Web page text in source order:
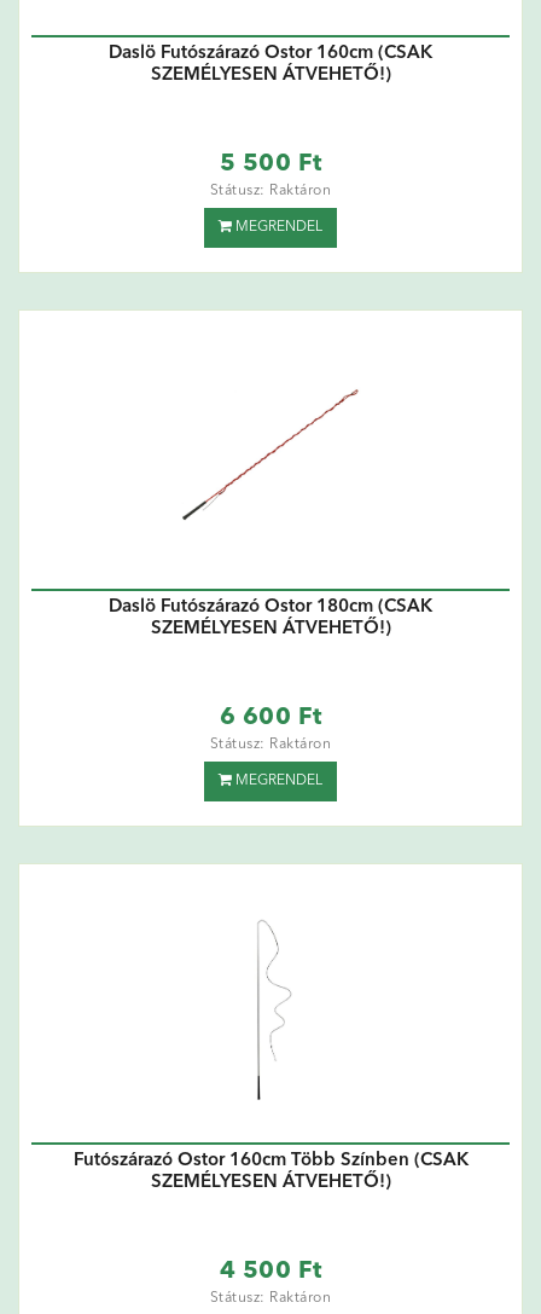
Daslö Futószárazó Ostor 160cm (CSAK
SZEMÉLYESEN ÁTVEHETŐ!)
5 500 Ft
Státusz: Raktáron
MEGRENDEL
Daslö Futószárazó Ostor 180cm (CSAK
SZEMÉLYESEN ÁTVEHETŐ!)
6 600 Ft
Státusz: Raktáron
MEGRENDEL
Futószárazó Ostor 160cm Több Színben (CSAK
SZEMÉLYESEN ÁTVEHETŐ!)
4 500 Ft
Státusz: Raktáron